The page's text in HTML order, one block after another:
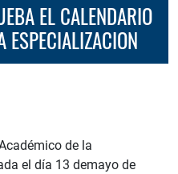
ESPECIALIZACION
de la
el día 13 demayo de